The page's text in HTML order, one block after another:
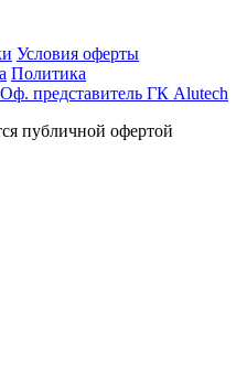
Условия оферты
Политика
Оф. представитель ГК Alutech
публичной офертой